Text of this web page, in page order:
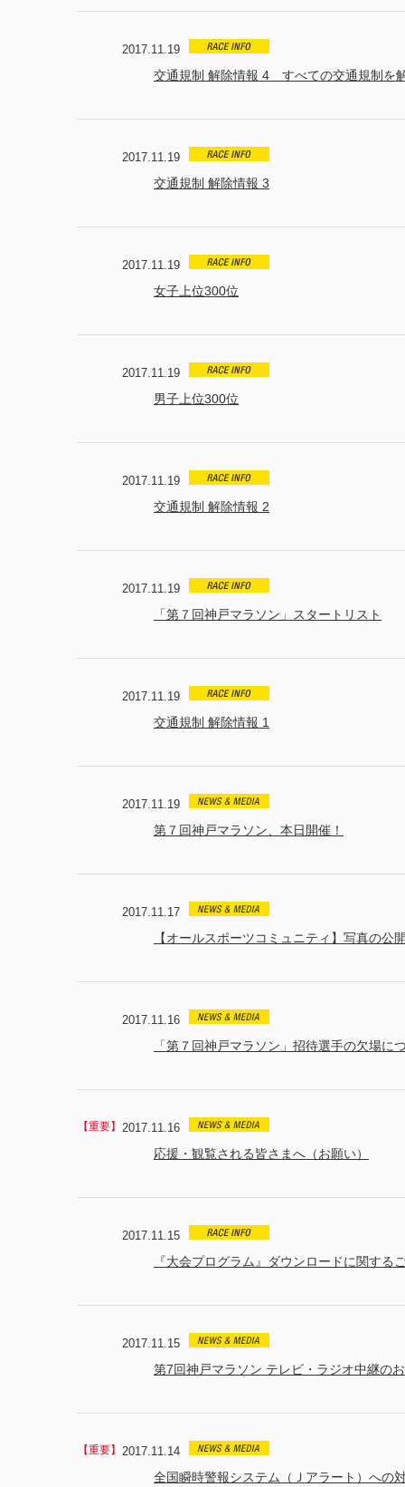
2017.11.19
交通規制 解除情報 4 すべての交通規制を
2017.11.19
交通規制 解除情報 3
2017.11.19
女子上位300位
2017.11.19
男子上位300位
2017.11.19
交通規制 解除情報 2
2017.11.19
「第７回神戸マラソン」スタートリスト
2017.11.19
交通規制 解除情報 1
2017.11.19
第７回神戸マラソン、本日開催！
2017.11.17
【オールスポーツコミュニティ】写真の公
2017.11.16
「第７回神戸マラソン」招待選手の欠場に
2017.11.16
応援・観覧される皆さまへ（お願い）
2017.11.15
『大会プログラム』ダウンロードに関する
2017.11.15
第7回神戸マラソン テレビ・ラジオ中継の
2017.11.14
全国瞬時警報システム（Ｊアラート）への